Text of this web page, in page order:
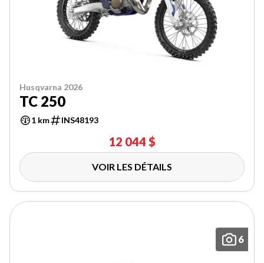
Husqvarna 2026
TC 250
1 km INS48193
12 044 $
VOIR LES DÉTAILS
6